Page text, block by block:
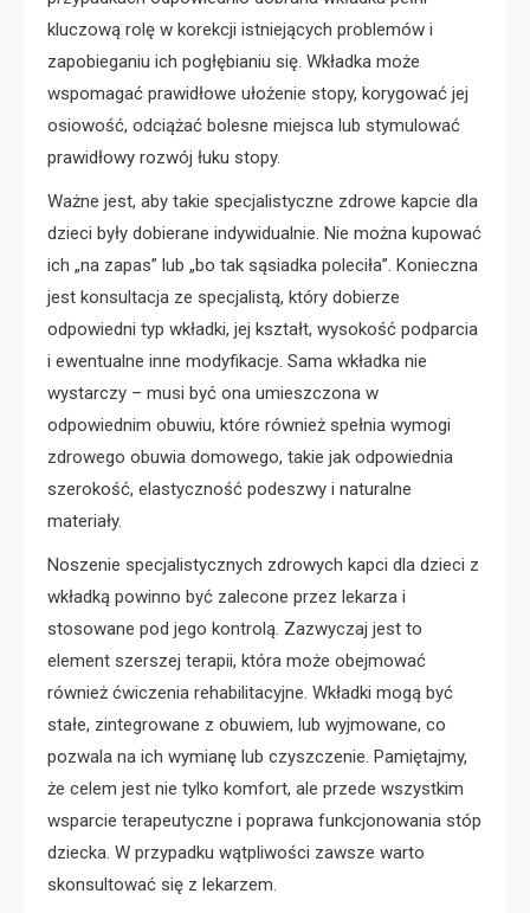
kluczową rolę w korekcji istniejących problemów i
zapobieganiu ich pogłębianiu się. Wkładka może
wspomagać prawidłowe ułożenie stopy, korygować jej
osiowość, odciążać bolesne miejsca lub stymulować
prawidłowy rozwój łuku stopy.
Ważne jest, aby takie specjalistyczne zdrowe kapcie dla
dzieci były dobierane indywidualnie. Nie można kupować
ich „na zapas” lub „bo tak sąsiadka poleciła”. Konieczna
jest konsultacja ze specjalistą, który dobierze
odpowiedni typ wkładki, jej kształt, wysokość podparcia
i ewentualne inne modyfikacje. Sama wkładka nie
wystarczy – musi być ona umieszczona w
odpowiednim obuwiu, które również spełnia wymogi
zdrowego obuwia domowego, takie jak odpowiednia
szerokość, elastyczność podeszwy i naturalne
materiały.
Noszenie specjalistycznych zdrowych kapci dla dzieci z
wkładką powinno być zalecone przez lekarza i
stosowane pod jego kontrolą. Zazwyczaj jest to
element szerszej terapii, która może obejmować
również ćwiczenia rehabilitacyjne. Wkładki mogą być
stałe, zintegrowane z obuwiem, lub wyjmowane, co
pozwala na ich wymianę lub czyszczenie. Pamiętajmy,
że celem jest nie tylko komfort, ale przede wszystkim
wsparcie terapeutyczne i poprawa funkcjonowania stóp
dziecka. W przypadku wątpliwości zawsze warto
skonsultować się z lekarzem.